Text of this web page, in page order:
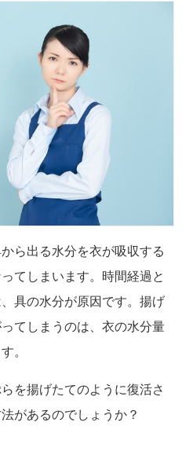
ら出る水分を衣が吸収する
てしまいます。時間経過と
具の水分が原因です。揚げ
てしまうのは、衣の水分量
。
を揚げたてのように復活さ
があるのでしょうか？